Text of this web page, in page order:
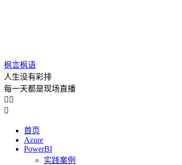
枫言枫语
人生没有彩排
每一天都是现场直播
 

首页
Azure
PowerBI
实践案例